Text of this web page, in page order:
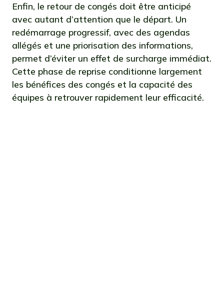
Enfin, le retour de congés doit être anticipé
avec autant d’attention que le départ. Un
redémarrage progressif, avec des agendas
allégés et une priorisation des informations,
permet d’éviter un effet de surcharge immédiat.
Cette phase de reprise conditionne largement
les bénéfices des congés et la capacité des
équipes à retrouver rapidement leur efficacité.